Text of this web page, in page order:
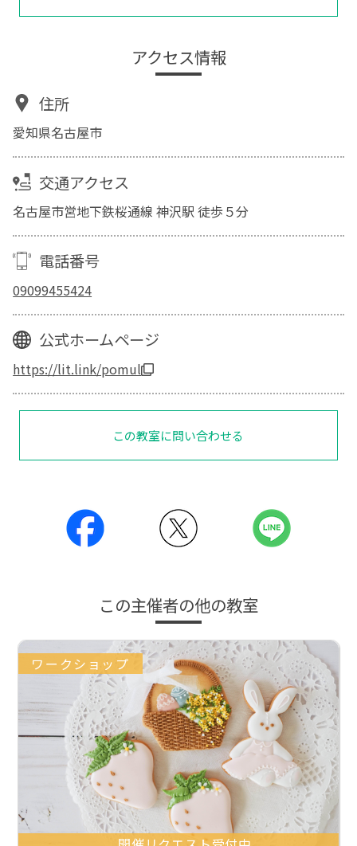
アクセス情報
住所
愛知県名古屋市
交通アクセス
名古屋市営地下鉄桜通線 神沢駅 徒歩５分
電話番号
09099455424
公式ホームページ
https://lit.link/pomul
この教室に問い合わせる
この主催者の他の教室
ワークショップ